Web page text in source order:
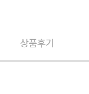
상품후기